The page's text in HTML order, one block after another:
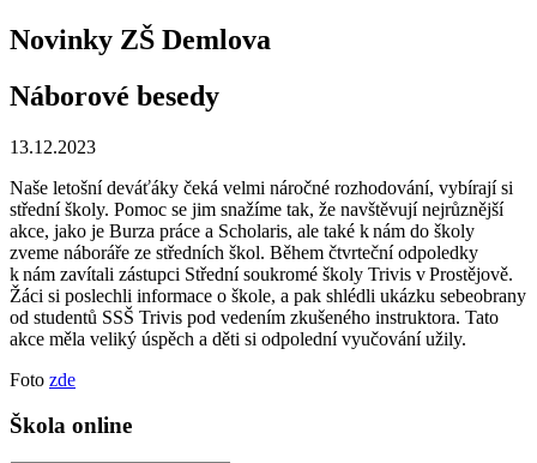
Novinky ZŠ Demlova
Náborové besedy
13.12.2023
Naše letošní deváťáky čeká velmi náročné rozhodování, vybírají si
střední školy. Pomoc se jim snažíme tak, že navštěvují nejrůznější
akce, jako je Burza práce a Scholaris, ale také k nám do školy
zveme náboráře ze středních škol. Během čtvrteční odpoledky
k nám zavítali zástupci Střední soukromé školy Trivis v Prostějově.
Žáci si poslechli informace o škole, a pak shlédli ukázku sebeobrany
od studentů SSŠ Trivis pod vedením zkušeného instruktora. Tato
akce měla veliký úspěch a děti si odpolední vyučování užily.
Foto zde
Škola online